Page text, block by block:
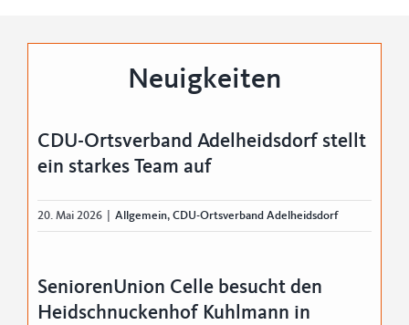
Neuigkeiten
CDU-Ortsverband Adelheidsdorf stellt
ein starkes Team auf
20. Mai 2026 Allgemein, CDU-Ortsverband Adelheidsdorf
SeniorenUnion Celle besucht den
Heidschnuckenhof Kuhlmann in